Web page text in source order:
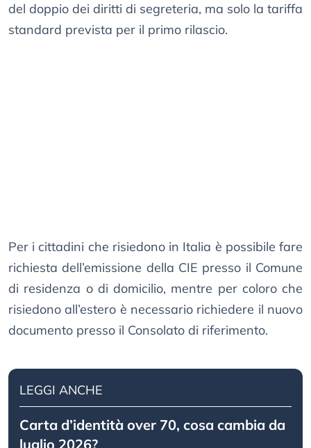
del doppio dei diritti di segreteria, ma solo la tariffa
standard prevista per il primo rilascio.
Per i cittadini che risiedono in Italia è possibile fare
richiesta dell’emissione della CIE presso il Comune
di residenza o di domicilio, mentre per coloro che
risiedono all’estero è necessario richiedere il nuovo
documento presso il Consolato di riferimento.
LEGGI ANCHE
Carta d’identità over 70, cosa cambia da
luglio 2026?